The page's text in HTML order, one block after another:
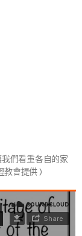
們看重各自的家
教會提供 )